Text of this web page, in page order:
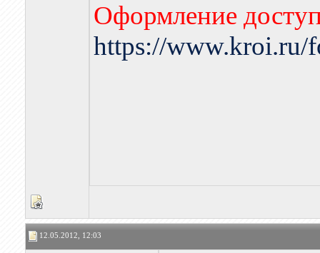
Оформление
https://www.kroi.ru/
12.05.2012, 12:03